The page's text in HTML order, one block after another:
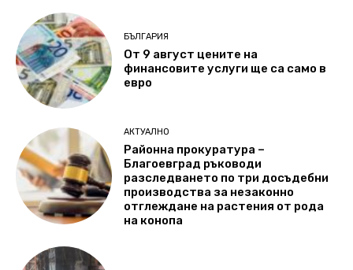
БЪЛГАРИЯ
От 9 август цените на
финансовите услуги ще са само в
евро
АКТУАЛНО
Районна прокуратура –
Благоевград ръководи
разследването по три досъдебни
производства за незаконно
отглеждане на растения от рода
на конопа